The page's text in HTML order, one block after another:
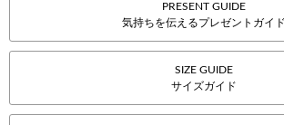
PRESENT GUIDE
気持ちを伝えるプレゼントガイド
SIZE GUIDE
サイズガイド